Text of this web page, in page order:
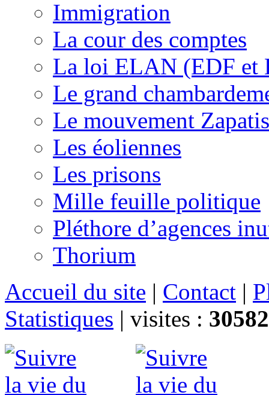
Immigration
La cour des comptes
La loi ELAN (EDF et
Le grand
Le mouvement
Les éoliennes
Les prisons
Mille feuille politique
Pléthore d’agences
Thorium
Accueil du site | Contact |
Statistiques | visites :